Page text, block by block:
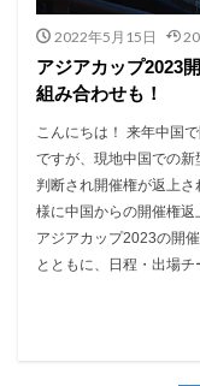
2022年5月15日
アジアカップ2023
組み合わせも！
こんにちは！ 来年中国
ですが、現地中国での
判断され開催権が返上
様に中国からの開催権
アジアカップ2023の開
とともに、日程・出場